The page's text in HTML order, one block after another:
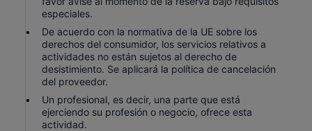
especiales.
De acuerdo con la normativa de la UE sobre los
derechos del consumidor, los servicios relativos a
actividades no están sujetos al derecho de
desistimiento. Se aplicará la política de cancelación
del proveedor.
Un profesional, es decir, una parte que está
ejerciendo su profesión o negocio, ofrece esta
actividad.